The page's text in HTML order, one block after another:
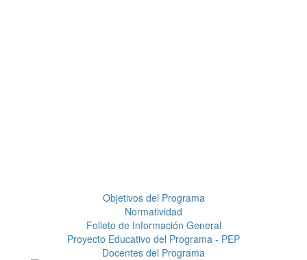
Objetivos del Programa
Normatividad
Folleto de Información General
Proyecto Educativo del Programa - PEP
Docentes del Programa